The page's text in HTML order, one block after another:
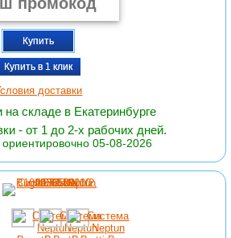
Купить
Купить в 1 клик
доставки
на складе в Екатеринбурге
- от 1 до 2-х рабочих дней.
05-08-2026